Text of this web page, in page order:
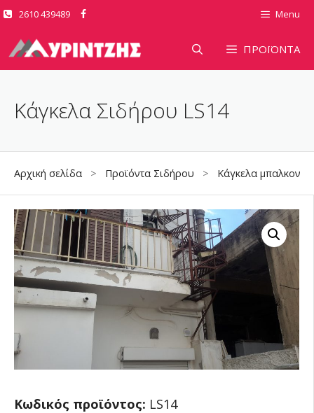
Μετάβαση
περιεχόμενο
2610 439489 Menu
ΠΡΟΪΟΝΤΑ
Κάγκελα Σιδήρου LS14
Αρχική σελίδα > Προϊόντα Σιδήρου > Κάγκελα
Κωδικός προϊόντος: LS14